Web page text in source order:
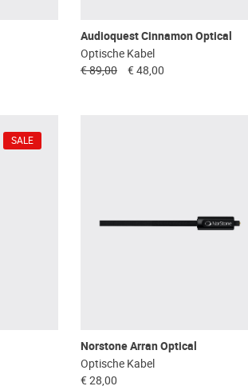
Audioquest Cinnamon Optical
Optische Kabel
€ 89,00
€ 48,00
SALE
Norstone Arran Optical
Optische Kabel
€ 28,00